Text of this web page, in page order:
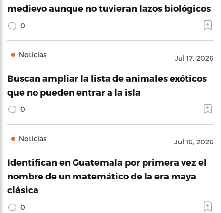
medievo aunque no tuvieran lazos biológicos
0
Noticias Jul 17, 2026
Buscan ampliar la lista de animales exóticos
que no pueden entrar a la isla
0
Noticias Jul 16, 2026
Identifican en Guatemala por primera vez el
nombre de un matemático de la era maya
clásica
0